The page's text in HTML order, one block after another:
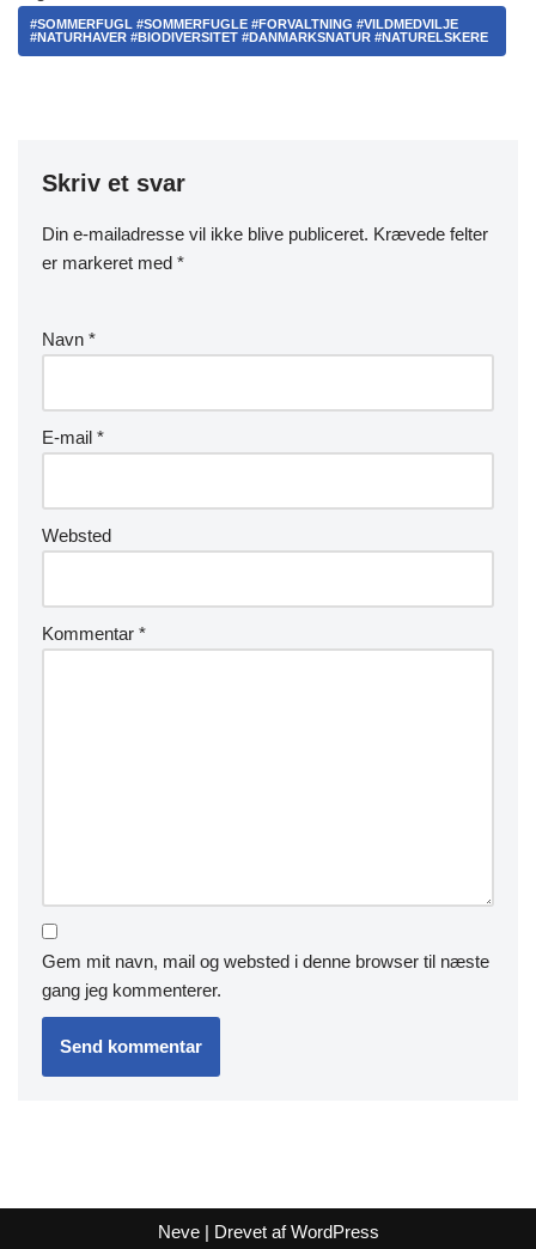
#SOMMERFUGL #SOMMERFUGLE #FORVALTNING #VILDMEDVILJE
#NATURHAVER #BIODIVERSITET #DANMARKSNATUR #NATURELSKERE
Skriv et svar
Din e-mailadresse vil ikke blive publiceret. Krævede felter
er markeret med *
Navn *
E-mail *
Websted
Kommentar *
Gem mit navn, mail og websted i denne browser til næste
gang jeg kommenterer.
Neve| Drevet afWordPress